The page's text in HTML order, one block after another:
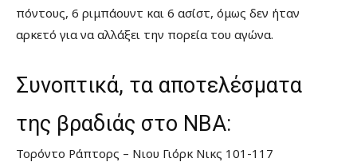
πόντους, 6 ριμπάουντ και 6 ασίστ, όμως δεν ήταν
αρκετό για να αλλάξει την πορεία του αγώνα.
Συνοπτικά, τα αποτελέσματα
της βραδιάς στο NBA:
Τορόντο Ράπτορς – Νιου Γιόρκ Νικς 101-117